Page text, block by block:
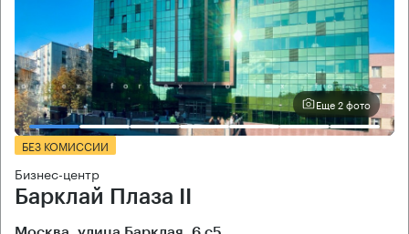
Еще 2 фото
БЕЗ КОМИССИИ
Бизнес-центр
Барклай Плаза II